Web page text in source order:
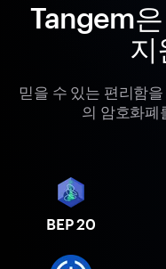
Tangem
지
믿을 수 있는 편리함
의 암호화폐
BEP 20